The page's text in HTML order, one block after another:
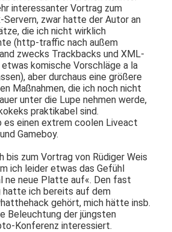
interessanter Vortrag zum
Servern, zwar hatte der Autor an
die ich nicht wirklich
(http-traffic nach außem
zwecks Trackbacks und XML-
komische Vorschläge a la
aber durchaus eine größere
Maßnahmen, die ich noch nicht
unter die Lupe nehmen werde,
praktikabel sind.
es einen extrem coolen Liveact
Gameboy.
bis zum Vortrag von Rüdiger Weis
ich leider etwas das Gefühl
ne neue Platte auf«. Den fast
hatte ich bereits auf dem
gehört, mich hätte insb.
Beleuchtung der jüngsten
Konferenz interessiert.